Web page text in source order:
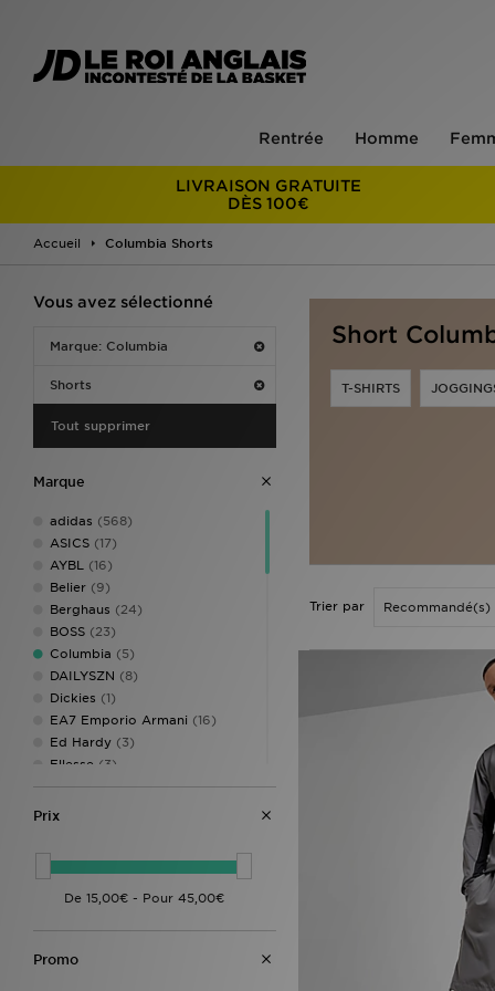
Rentrée Homme
LIVRAISON GRATUITE
DÈS 100€
Accueil Columbia Shorts
Vous avez sélectionné
Marque: Columbia
Shorts
Tout supprimer
Marque
adidas (568)
ASICS (17)
AYBL (16)
Belier (9)
Berghaus (24)
BOSS (23)
Columbia (5)
DAILYSZN (8)
Dickies (1)
EA7 Emporio Armani (16)
Ed Hardy (3)
Ellesse (3)
Fred Perry(7)
Hoodrich
JUICY COUTURE
Lacoste(24)
LEVI'S(11)
MERCIER
Prix
Promo
Short
T-SHIRTS
Trier par